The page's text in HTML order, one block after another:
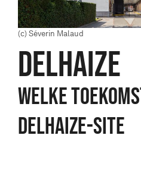
(c) Séverin Malaud
DELHAIZE
WELKE
DELHAIZE-SITE